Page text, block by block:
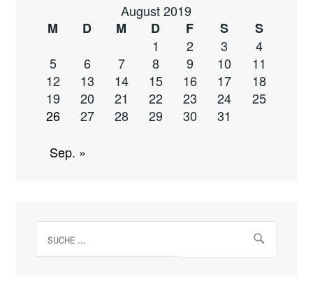
August 2019
M
D M D F S
S
1
2 3
4
5
6 7 8 9 10
11
12
13 14 15 16 17
18
19
20 21 22 23 24
25
26
27 28 29 30
31
Sep. »
nach: